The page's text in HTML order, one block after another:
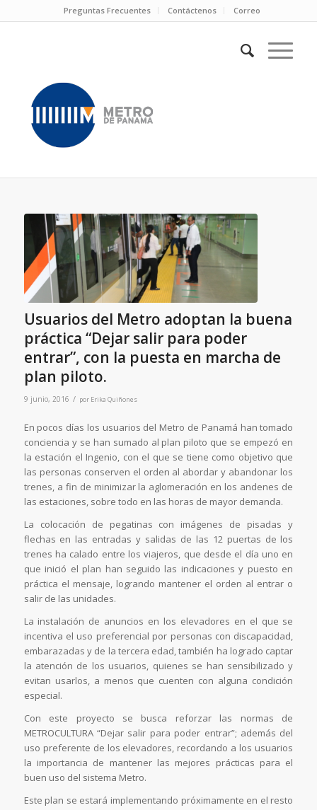
Preguntas Frecuentes Contáctenos Correo
Usuarios del Metro adoptan la buena
práctica “Dejar salir para poder
entrar”, con la puesta en marcha de
plan piloto.
9 junio, 2016 / por Erika Quiñones
En pocos días los usuarios del Metro de Panamá han tomado
conciencia y se han sumado al plan piloto que se empezó en
la estación el Ingenio, con el que se tiene como objetivo que
las personas conserven el orden al abordar y abandonar los
trenes, a fin de minimizar la aglomeración en los andenes de
las estaciones, sobre todo en las horas de mayor demanda.
La colocación de pegatinas con imágenes de pisadas y
flechas en las entradas y salidas de las 12 puertas de los
trenes ha calado entre los viajeros, que desde el día uno en
que inició el plan han seguido las indicaciones y puesto en
práctica el mensaje, logrando mantener el orden al entrar o
salir de las unidades.
La instalación de anuncios en los elevadores en el que se
incentiva el uso preferencial por personas con discapacidad,
embarazadas y de la tercera edad, también ha logrado captar
la atención de los usuarios, quienes se han sensibilizado y
evitan usarlos, a menos que cuenten con alguna condición
especial.
Con este proyecto se busca reforzar las normas de
METROCULTURA “Dejar salir para poder entrar”; además del
uso preferente de los elevadores, recordando a los usuarios
la importancia de mantener las mejores prácticas para el
buen uso del sistema Metro.
Este plan se estará implementando próximamente en el resto